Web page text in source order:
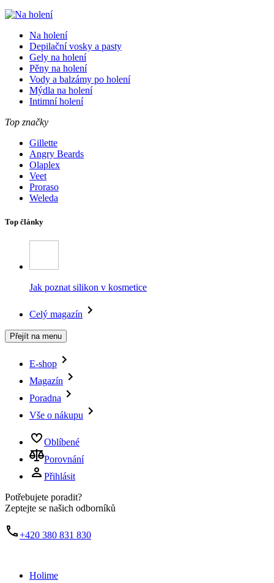
Na holení
Depilační vosky a pasty
Gely na holení
Pěny na holení
Vody a balzámy po holení
Mýdla na holení
Intimní holení
Top značky
Gillette
Angry Beards
Olaplex
Veet
Proraso
Weleda
Top články
Jak poznat silikon v kosmetice
Celý magazín
Přejít na menu
E-shop
Magazín
Poradna
Vše o nákupu
Oblíbené
Porovnání
Přihlásit
Potřebujete poradit?
Zeptejte se našich odborníků
+420 380 831 830
Holime